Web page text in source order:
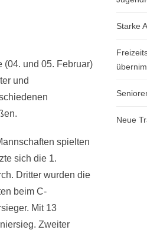
(04. und 05. Februar)
und
spielten
sich die 1.
Dritter wurden die
beim C-
Mit 13
Zweiter
Starke
Neue